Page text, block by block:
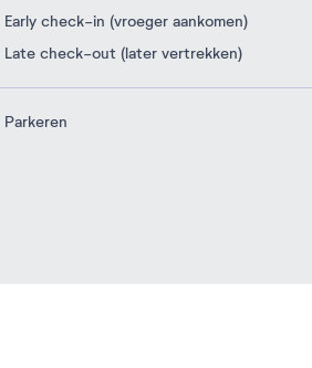
Early check-in (vroeger aankomen)
Late check-out (later vertrekken)
Parkeren